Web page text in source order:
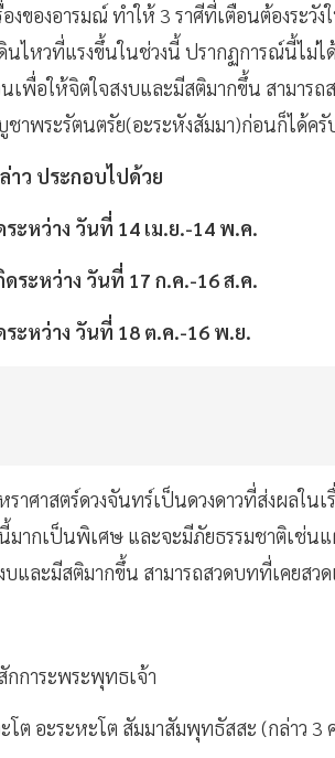
องของอารมณ์ ทำให้ 3 ราศีที่เตือนต้องระ
นไหวที่แรงขึ้นในช่วงนี้ ปรากฏการณ์นี้ไม่
พื่อให้จิตใจสงบและมีสติมากขึ้น สามาร
ชาพระรัตนตรัย(อะระหังสัมมา)ก่อนก็ได้ครั
าว ประกอบไปด้วย
ะหว่าง วันที่ 14 เม.ย.-14 พ.ค.
ระหว่าง วันที่ 17 ก.ค.-16 ส.ค.
ะหว่าง วันที่ 18 ต.ค.-16 พ.ย.
าศาสตร์ดวงจันทร์เป็นดวงดาวที่ส่งผลใน
มากเป็นพิเศษ และจะมีภัยธรรมชาติเช่น
และมีสติมากขึ้น สามารถสวดบทที่เคยสว
การะพระพุทธเจ้า
โต อะระหะโต สัมมาสัมพุทธัสสะ (กล่าว 3